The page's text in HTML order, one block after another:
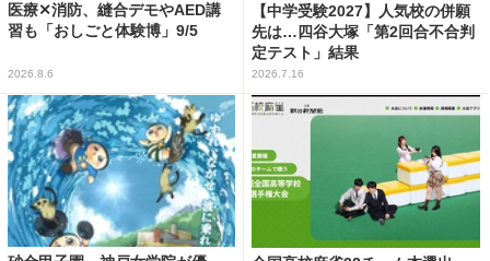
医療✕消防、縫合デモやAED講
習も「おしごと体験博」9/5
2026.8.6
【中学受験2027】人気校の併願
先は…四谷大塚「第2回合不合判
定テスト」結果
2026.7.16